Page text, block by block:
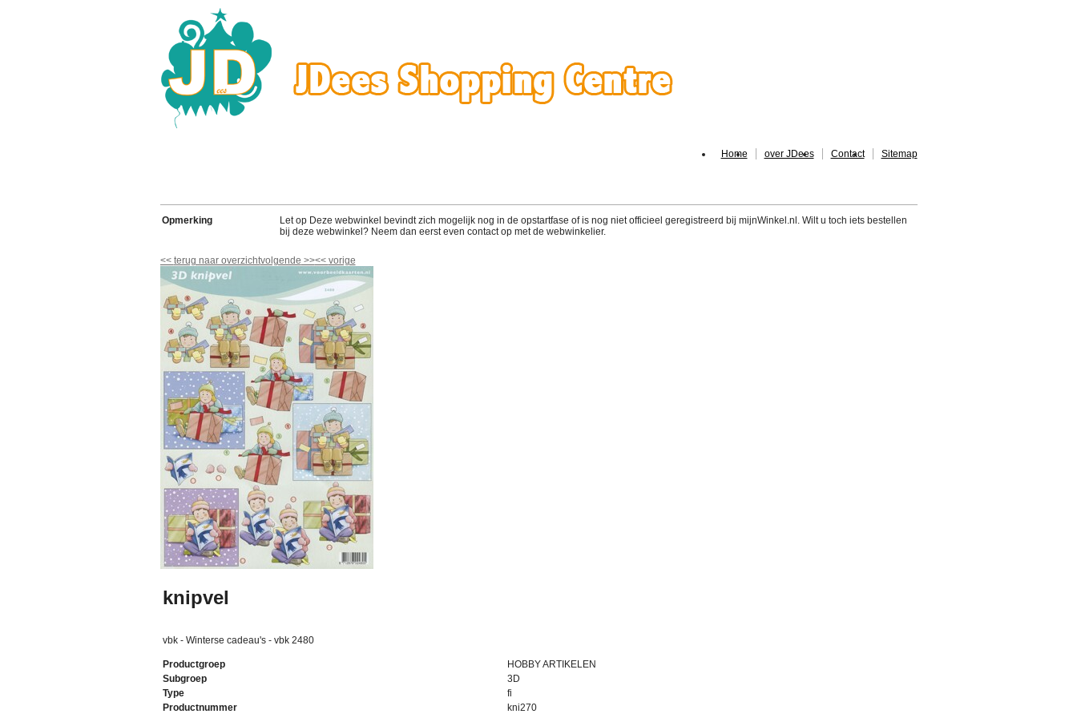
Home over JDees Contact Sitemap
Opmerking
Let op Deze webwinkel bevindt zich mogelijk nog in de opstartfase of is nog niet officieel geregistreerd bij mijnWinkel.nl. Wilt u toch iets bestellen
bij deze webwinkel? Neem dan eerst even contact op met de webwinkelier.
<< terug naar overzichtvolgende >><< vorige
knipvel
vbk - Winterse cadeau's - vbk 2480
Productgroep
HOBBY ARTIKELEN
Subgroep
3D
Type
fi
Productnummer
kni270